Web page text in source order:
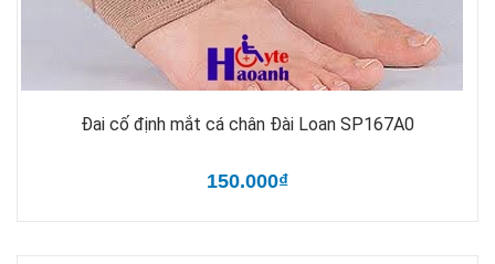
Đai cố định mắt cá chân Đài Loan SP167A0
150.000₫